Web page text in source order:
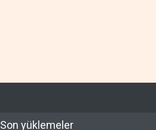
Son yüklemeler